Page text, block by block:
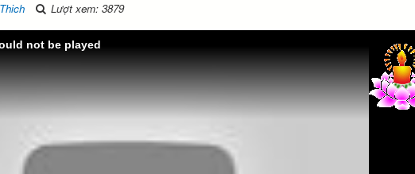
Lượt xem: 3879
not be played